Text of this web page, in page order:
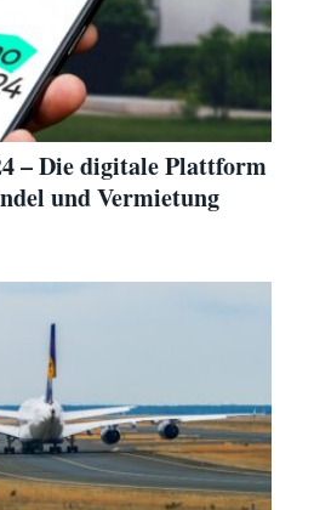
– Die digitale Plattform
und Vermietung